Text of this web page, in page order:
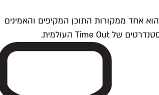
Time Outתל אביב הוא חלק מרשת Time Out Global — רשת מדיה בינלאומית הפועלת ב-360 ערים מרכזיות וב-60 מדינות ברחבי העולם. Time Out הוא אחד ממקורות התוכן המקיפים והאמינים